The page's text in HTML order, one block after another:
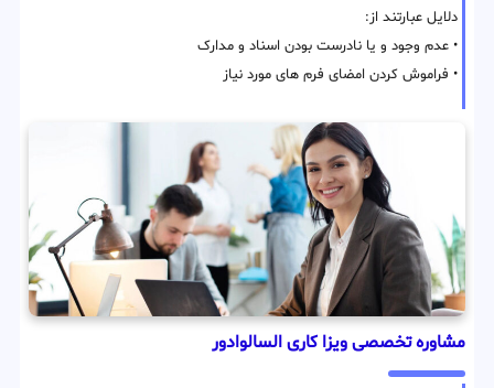
دلایل عبارتند از:
• عدم وجود و یا نادرست بودن اسناد و مدارک
• فراموش کردن امضای فرم های مورد نیاز
مشاوره تخصصی ویزا کاری السالوادور